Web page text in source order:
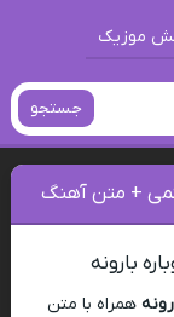
موزیک
جستجو
+ متن آهنگ
بارونه
همراه با متن